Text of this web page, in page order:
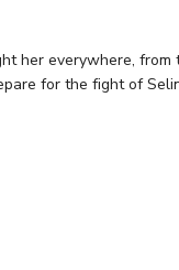
her everywhere,
for the fight of